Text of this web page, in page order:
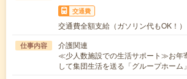
交通費
交通費全額支給（ガソリン代もOK！）
仕事内容
介護関連
≪少人数施設での生活サポート≫お年
して集団生活を送る「グループホー